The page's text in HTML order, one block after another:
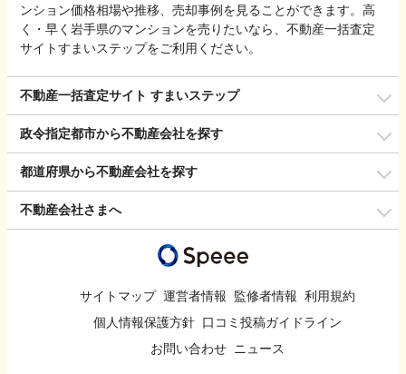
ンション価格相場や推移、売却事例を見ることができます。高
く・早く岩手県のマンションを売りたいなら、不動産一括査定
サイトすまいステップをご利用ください。
不動産一括査定サイト すまいステップ
政令指定都市から不動産会社を探す
都道府県から不動産会社を探す
不動産会社さまへ
サイトマップ 運営者情報 監修者情報 利用規約
個人情報保護方針 口コミ投稿ガイドライン
お問い合わせ ニュース